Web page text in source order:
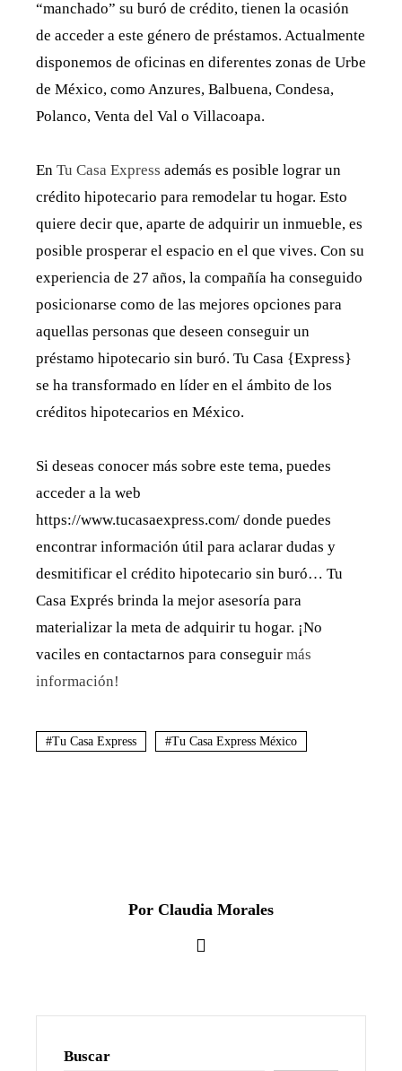
“manchado” su buró de crédito, tienen la ocasión
de acceder a este género de préstamos. Actualmente
disponemos de oficinas en diferentes zonas de Urbe
de México, como Anzures, Balbuena, Condesa,
Polanco, Venta del Val o Villacoapa.
En Tu Casa Express además es posible lograr un
crédito hipotecario para remodelar tu hogar. Esto
quiere decir que, aparte de adquirir un inmueble, es
posible prosperar el espacio en el que vives. Con su
experiencia de 27 años, la compañía ha conseguido
posicionarse como de las mejores opciones para
aquellas personas que deseen conseguir un
préstamo hipotecario sin buró. Tu Casa {Express}
se ha transformado en líder en el ámbito de los
créditos hipotecarios en México.
Si deseas conocer más sobre este tema, puedes
acceder a la web
https://www.tucasaexpress.com/ donde puedes
encontrar información útil para aclarar dudas y
desmitificar el crédito hipotecario sin buró… Tu
Casa Exprés brinda la mejor asesoría para
materializar la meta de adquirir tu hogar. ¡No
vaciles en contactarnos para conseguir más
información!
Tu Casa Express Tu Casa Express México
Por Claudia Morales
Buscar